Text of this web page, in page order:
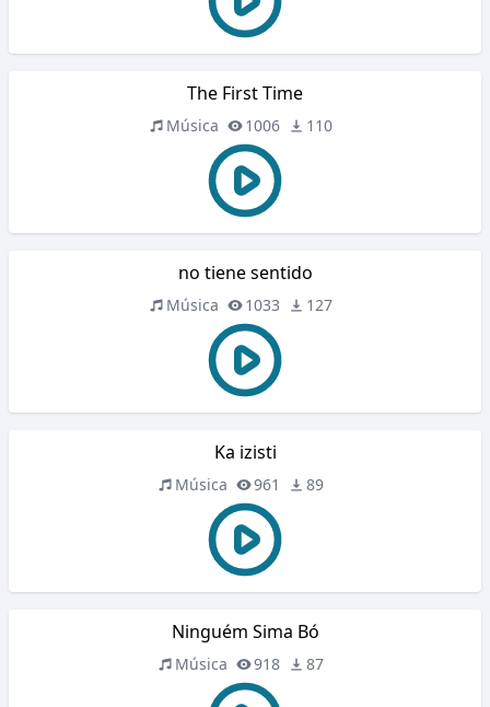
The First Time
Música 1006 110
no tiene sentido
Música 1033 127
Ka izisti
Música 961 89
Ninguém Sima Bó
Música 918 87